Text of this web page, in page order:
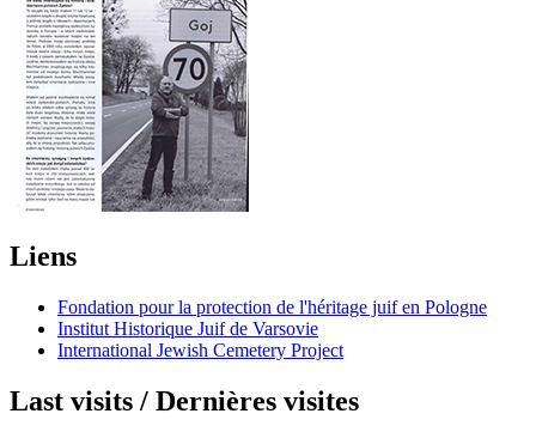
Liens
Fondation pour la protection de l'héritage juif en Pologne
Institut Historique Juif de Varsovie
International Jewish Cemetery Project
Last visits / Dernières visites